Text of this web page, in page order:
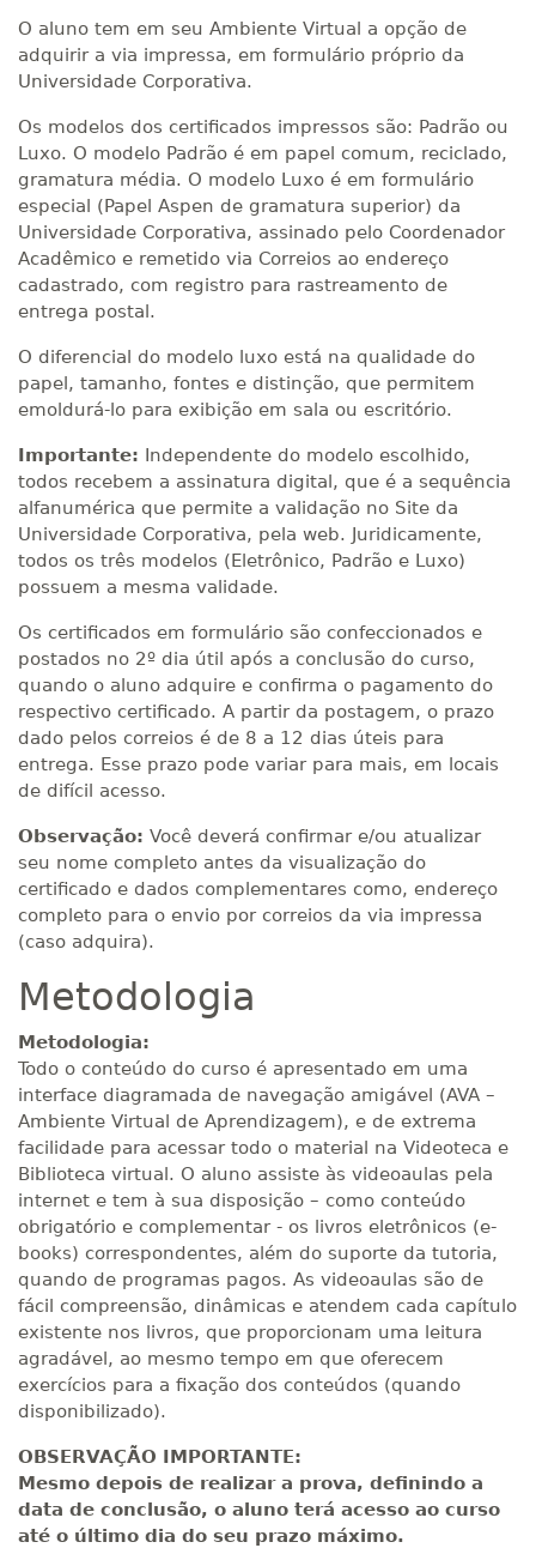
O aluno tem em seu Ambiente Virtual a opção de
adquirir a via impressa, em formulário próprio da
Universidade Corporativa.
Os modelos dos certificados impressos são: Padrão ou
Luxo. O modelo Padrão é em papel comum, reciclado,
gramatura média. O modelo Luxo é em formulário
especial (Papel Aspen de gramatura superior) da
Universidade Corporativa, assinado pelo Coordenador
Acadêmico e remetido via Correios ao endereço
cadastrado, com registro para rastreamento de
entrega postal.
O diferencial do modelo luxo está na qualidade do
papel, tamanho, fontes e distinção, que permitem
emoldurá-lo para exibição em sala ou escritório.
Importante: Independente do modelo escolhido,
todos recebem a assinatura digital, que é a sequência
alfanumérica que permite a validação no Site da
Universidade Corporativa, pela web. Juridicamente,
todos os três modelos (Eletrônico, Padrão e Luxo)
possuem a mesma validade.
Os certificados em formulário são confeccionados e
postados no 2º dia útil após a conclusão do curso,
quando o aluno adquire e confirma o pagamento do
respectivo certificado. A partir da postagem, o prazo
dado pelos correios é de 8 a 12 dias úteis para
entrega. Esse prazo pode variar para mais, em locais
de difícil acesso.
Observação: Você deverá confirmar e/ou atualizar
seu nome completo antes da visualização do
certificado e dados complementares como, endereço
completo para o envio por correios da via impressa
(caso adquira).
Metodologia
Metodologia:
Todo o conteúdo do curso é apresentado em uma
interface diagramada de navegação amigável (AVA –
Ambiente Virtual de Aprendizagem), e de extrema
facilidade para acessar todo o material na Videoteca e
Biblioteca virtual. O aluno assiste às videoaulas pela
internet e tem à sua disposição – como conteúdo
obrigatório e complementar - os livros eletrônicos (e-
books) correspondentes, além do suporte da tutoria,
quando de programas pagos. As videoaulas são de
fácil compreensão, dinâmicas e atendem cada capítulo
existente nos livros, que proporcionam uma leitura
agradável, ao mesmo tempo em que oferecem
exercícios para a fixação dos conteúdos (quando
disponibilizado).
OBSERVAÇÃO IMPORTANTE:
Mesmo depois de realizar a prova, definindo a
data de conclusão, o aluno terá acesso ao curso
até o último dia do seu prazo máximo.